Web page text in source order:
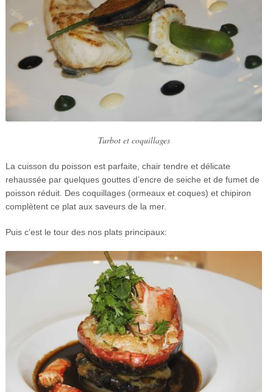
Turbot et coquillages
La cuisson du poisson est parfaite, chair tendre et délicate
rehaussée par quelques gouttes d’encre de seiche et de fumet de
poisson réduit. Des coquillages (ormeaux et coques) et chipiron
complètent ce plat aux saveurs de la mer.
Puis c’est le tour des nos plats principaux: